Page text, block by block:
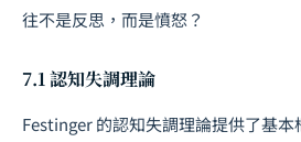
往不是反思，而是憤怒？
7.1 認知失調理論
Festinger 的認知失調理論提供了基本